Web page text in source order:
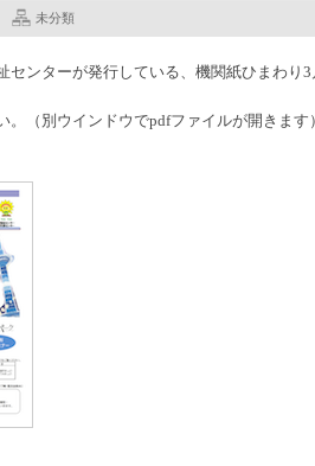
未分類
センターが発行している、機関紙ひまわり
。（別ウインドウでpdfファイルが開きます